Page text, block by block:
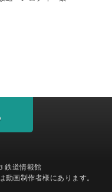
鉄道情報館
画制作者様にあります。